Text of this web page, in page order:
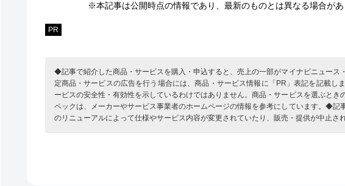
※本記事は公開時点の情報であり、最新のものとは異なる場合があ
PR
◆記事で紹介した商品・サービスを購入・申込すると、売上の一部がマイナビニュー
定商品・サービスの広告を行う場合には、商品・サービス情報に「PR」表記を記載
ービスの安全性・有効性を示しているわけではありません。商品・サービスを選ぶと
ペックは、メーカーやサービス事業者のホームページの情報を参考にしています。◆記
のリニューアルによって仕様やサービス内容が変更されていたり、販売・提供が中止さ